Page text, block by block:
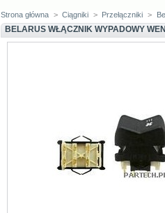
Strona główna > Ciągniki > Przełączniki >
BELARUS WŁĄCZNIK WYPADOWY